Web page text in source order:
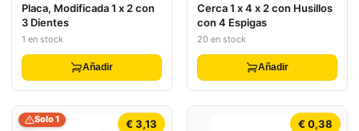
Placa, Modificada 1 x 2 con
3 Dientes
1 en stock
Añadir
Cerca 1 x 4 x 2 con Husillos
con 4 Espigas
20 en stock
Añadir
€ 3,13
Solo 1 € 0,38